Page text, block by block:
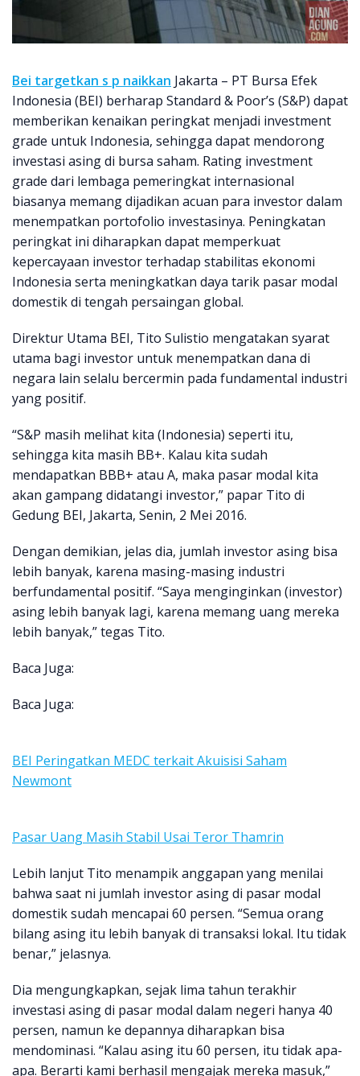
Bei targetkan s p naikkan Jakarta – PT Bursa Efek
Indonesia (BEI) berharap Standard & Poor’s (S&P) dapat
memberikan kenaikan peringkat menjadi investment
grade untuk Indonesia, sehingga dapat mendorong
investasi asing di bursa saham. Rating investment
grade dari lembaga pemeringkat internasional
biasanya memang dijadikan acuan para investor dalam
menempatkan portofolio investasinya. Peningkatan
peringkat ini diharapkan dapat memperkuat
kepercayaan investor terhadap stabilitas ekonomi
Indonesia serta meningkatkan daya tarik pasar modal
domestik di tengah persaingan global.
Direktur Utama BEI, Tito Sulistio mengatakan syarat
utama bagi investor untuk menempatkan dana di
negara lain selalu bercermin pada fundamental industri
yang positif.
“S&P masih melihat kita (Indonesia) seperti itu,
sehingga kita masih BB+. Kalau kita sudah
mendapatkan BBB+ atau A, maka pasar modal kita
akan gampang didatangi investor,” papar Tito di
Gedung BEI, Jakarta, Senin, 2 Mei 2016.
Dengan demikian, jelas dia, jumlah investor asing bisa
lebih banyak, karena masing-masing industri
berfundamental positif. “Saya menginginkan (investor)
asing lebih banyak lagi, karena memang uang mereka
lebih banyak,” tegas Tito.
Baca Juga:
Baca Juga:
BEI Peringatkan MEDC terkait Akuisisi Saham
Newmont
Pasar Uang Masih Stabil Usai Teror Thamrin
Lebih lanjut Tito menampik anggapan yang menilai
bahwa saat ni jumlah investor asing di pasar modal
domestik sudah mencapai 60 persen. “Semua orang
bilang asing itu lebih banyak di transaksi lokal. Itu tidak
benar,” jelasnya.
Dia mengungkapkan, sejak lima tahun terakhir
investasi asing di pasar modal dalam negeri hanya 40
persen, namun ke depannya diharapkan bisa
mendominasi. “Kalau asing itu 60 persen, itu tidak apa-
apa. Berarti kami berhasil mengajak mereka masuk,”